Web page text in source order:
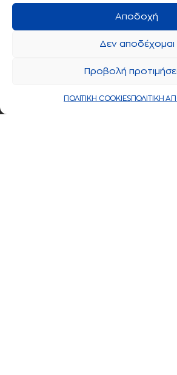
Αποδοχή
Δεν αποδέχομαι
Προβολή
ΠΟΛΙΤΙΚΗ COOKIESΠΟΛΙΤΙΚΗ